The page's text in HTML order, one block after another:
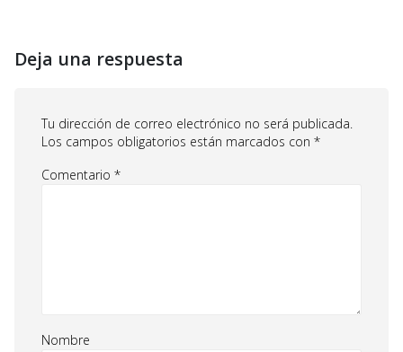
Deja una respuesta
Tu dirección de correo electrónico no será publicada.
Los campos obligatorios están marcados con *
Comentario *
Nombre